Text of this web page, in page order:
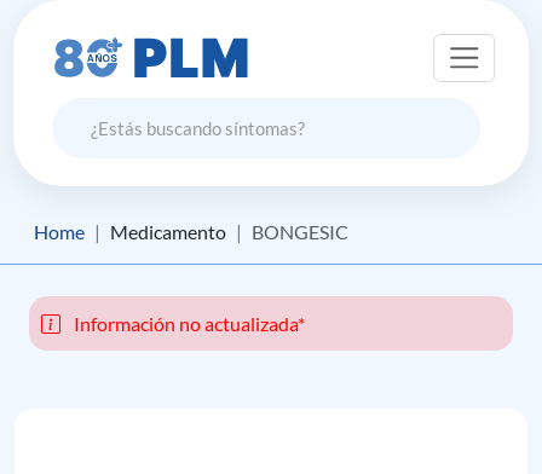
Home Medicamento BONGESIC
Información no actualizada*